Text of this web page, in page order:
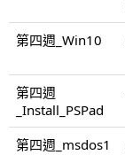
第四週_Win10
第四週
_Install_PSPad
第四週_msdos1